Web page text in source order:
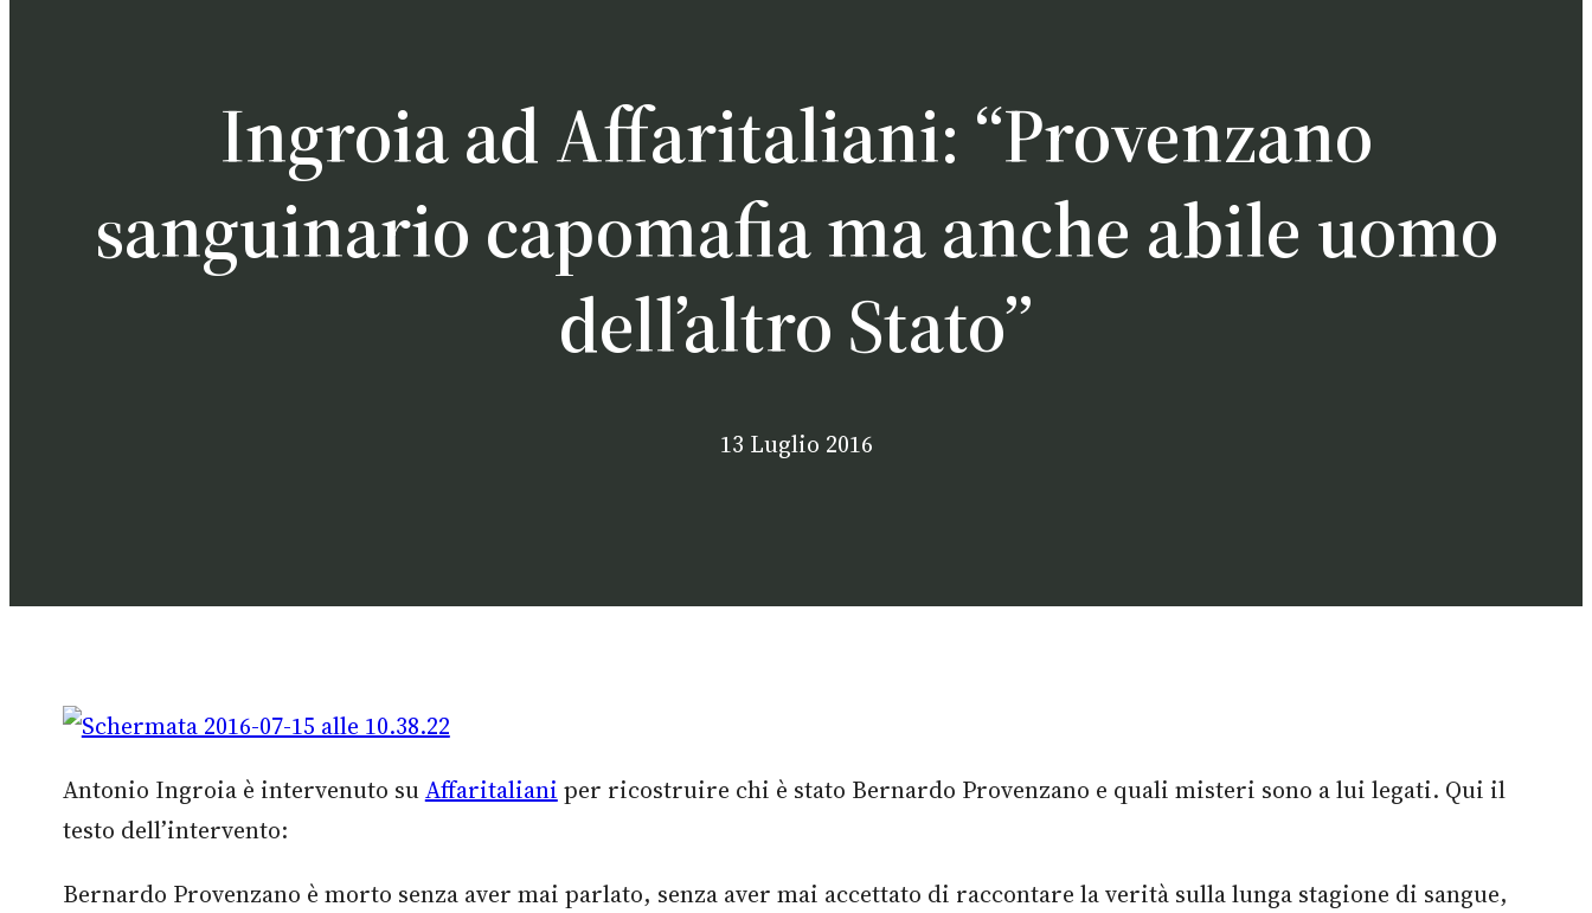
Ingroia ad Affaritaliani: “Provenzano
sanguinario capomafia ma anche abile uomo
dell’altro Stato”
13 Luglio 2016
Antonio Ingroia è intervenuto suAffaritaliani per ricostruire chi è stato Bernardo Provenzano e quali misteri sono a lui legati. Qui il
testo dell’intervento:
Bernardo Provenzano è morto senza aver mai parlato, senza aver mai accettato di raccontare la verità sulla lunga stagione di sangue,